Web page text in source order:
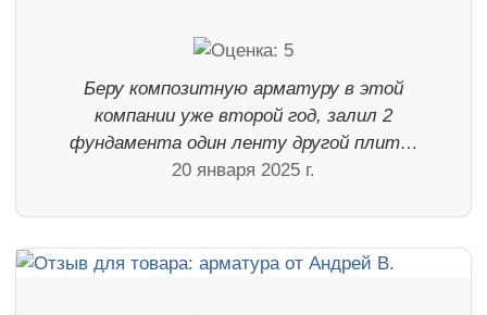
Беру композитную арматуру в этой
компании уже второй год, залил 2
фундамента один ленту другой плит…
20 января 2025 г.